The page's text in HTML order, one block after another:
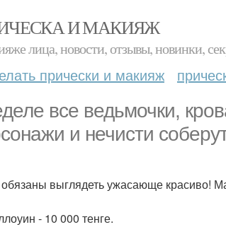
И МАКИЯЖ
лица, новости, отзывы, новинки,
прически и макияж
все ведьмочки,
и нечисти
выглядеть ужасающе красиво!
- 10 000 тенге.